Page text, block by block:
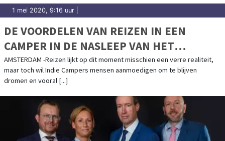
1 mei 2020, 9:16 uur
DE VOORDELEN VAN REIZEN IN EEN
CAMPER IN DE NASLEEP VAN HET
CORONAVIRUS
AMSTERDAM -Reizen lijkt op dit moment misschien een verre realiteit,
maar toch wil Indie Campers mensen aanmoedigen om te blijven
dromen en vooral [...]